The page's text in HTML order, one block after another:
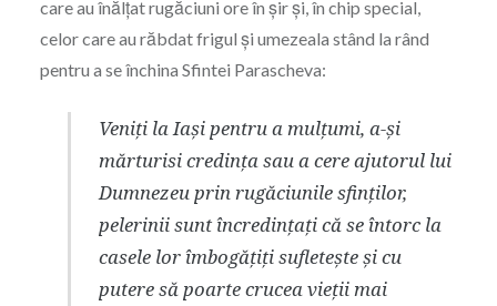
care au înălțat rugăciuni ore în șir și, în chip special,
celor care au răbdat frigul și umezeala stând la rând
pentru a se închina Sfintei Parascheva:
Veniți la Iași pentru a mulțumi, a-și
mărturisi credința sau a cere ajutorul lui
Dumnezeu prin rugăciunile sfinților,
pelerinii sunt încredințați că se întorc la
casele lor îmbogățiți sufletește și cu
putere să poarte crucea vieții mai